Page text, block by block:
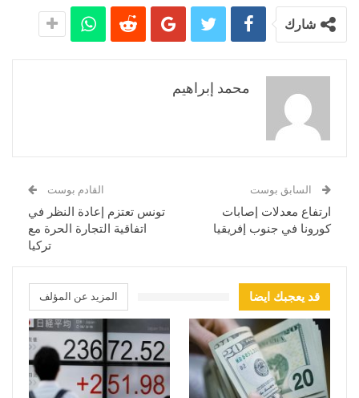
شارك
محمد إبراهيم
السابق بوست
ارتفاع معدلات إصابات
كورونا في جنوب إفريقيا
القادم بوست
تونس تعتزم إعادة النظر في
اتفاقية التجارة الحرة مع
تركيا
قد يعجبك ايضا المزيد عن المؤلف